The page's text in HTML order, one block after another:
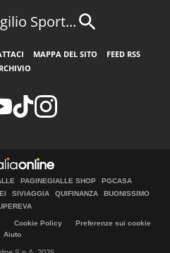
Sport...
MAPPA DEL SITO
FEED RSS
PAGINEGIALLE SHOP
PGCASA
SIVIAGGIA QUIFINANZA
BUONISSIMO
Cookie Policy
Preferenze sui cookie
Aiuto